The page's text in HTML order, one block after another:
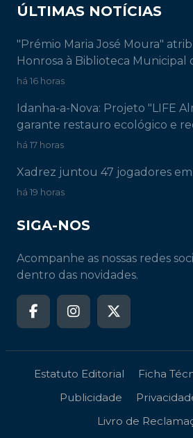
ÚLTIMAS NOTÍCIAS
"Prémio Maria José Moura"
Honrosa à Biblioteca Municipal
há 16 horas
Idanha-a-Nova: Projeto "LIFE
garante restauro ecológico e
há 17 horas
Xadrez juntou 47 jogadores em
há 19 horas
SIGA-NOS
Acompanhe as nossas redes
dentro das novidades.
Estatuto Editorial Ficha
Publicidade
Livro de